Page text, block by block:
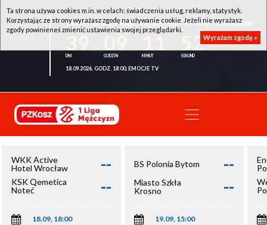
WKK ACTIVE HOTEL WROCŁAW - KSK QEMETICA NOTEĆ INOWROCŁAW
52
18.09.2026, GODZ. 18:00, EMOCJE TV
WKK Active
Hotel Wrocław
--
KSK Qemetica
Noteć
Inowrocław
--
18.09, 18:00
BS Polonia Bytom --
Miasto Szkła
Krosno
--
19.09, 15:00
Ta strona używa cookies m.in. w celach: świadczenia usług, reklamy, statystyk.
Korzystając ze strony wyrażasz zgodę na używanie cookie. Jeżeli nie wyrażasz
zgody powinieneś zmienić ustawienia swojej przeglądarki.
Wyrażam zgodę »